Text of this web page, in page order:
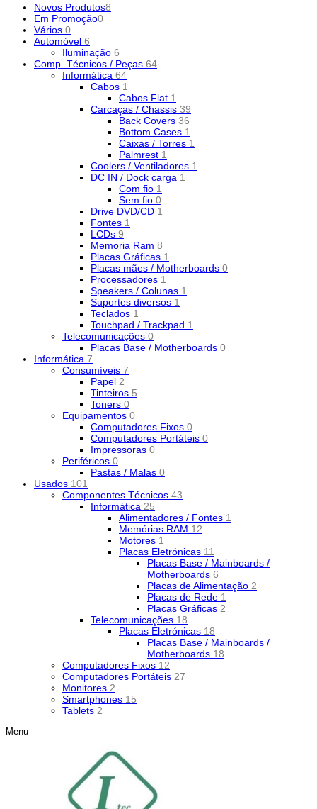
Novos Produtos8
Em Promoção0
Vários 0
Automóvel 6
Iluminação 6
Comp. Técnicos / Peças 64
Informática 64
Cabos 1
Cabos Flat 1
Carcaças / Chassis 39
Back Covers 36
Bottom Cases 1
Caixas / Torres 1
Palmrest 1
Coolers / Ventiladores 1
DC IN / Dock carga 1
Com fio 1
Sem fio 0
Drive DVD/CD 1
Fontes 1
LCDs 9
Memoria Ram 8
Placas Gráficas 1
Placas mães / Motherboards 0
Processadores 1
Speakers / Colunas 1
Suportes diversos 1
Teclados 1
Touchpad / Trackpad 1
Telecomunicações 0
Placas Base / Motherboards 0
Informática 7
Consumíveis 7
Papel 2
Tinteiros 5
Toners 0
Equipamentos 0
Computadores Fixos 0
Computadores Portáteis 0
Impressoras 0
Periféricos 0
Pastas / Malas 0
Usados 101
Componentes Técnicos 43
Informática 25
Alimentadores / Fontes 1
Memórias RAM 12
Motores 1
Placas Eletrónicas 11
Placas Base / Mainboards /
Motherboards 6
Placas de Alimentação 2
Placas de Rede 1
Placas Gráficas 2
Telecomunicações 18
Placas Eletrónicas 18
Placas Base / Mainboards /
Motherboards 18
Computadores Fixos 12
Computadores Portáteis 27
Monitores 2
Smartphones 15
Tablets 2
Menu